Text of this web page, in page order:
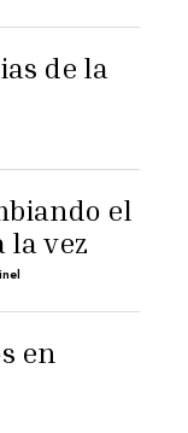
de la
el
la vez
en